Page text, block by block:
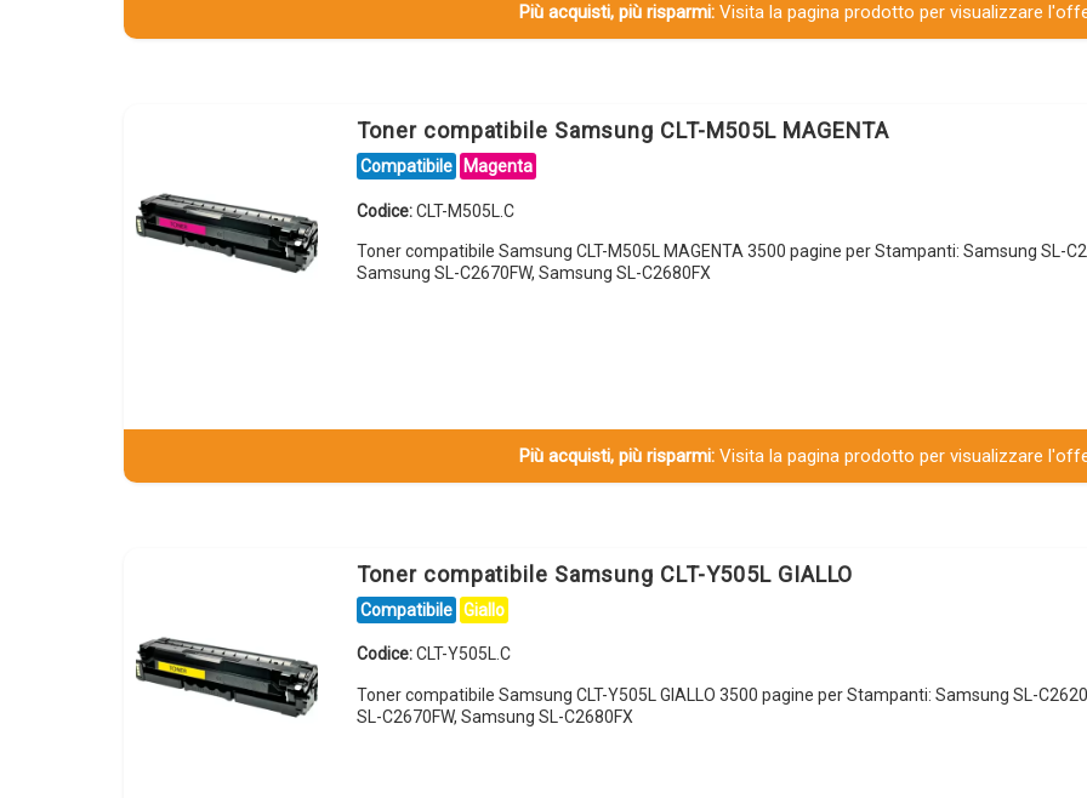
Più acquisti, più risparmi:Visita la pagina prodotto per visualizzare
Toner compatibile Samsung CLT-M505L MAGENTA
Compatibile Magenta
Codice:CLT-M505L.C
Toner compatibile Samsung CLT-M505L MAGENTA 3500 pagine per Stampanti: Samsung SL-
Samsung SL-C2670FW, Samsung SL-C2680FX
Più acquisti, più risparmi:Visita la pagina prodotto per visualizzare
Toner compatibile Samsung CLT-Y505L GIALLO
Compatibile Giallo
Codice:CLT-Y505L.C
Toner compatibile Samsung CLT-Y505L GIALLO 3500 pagine per Stampanti: Samsung SL-
SL-C2670FW, Samsung SL-C2680FX